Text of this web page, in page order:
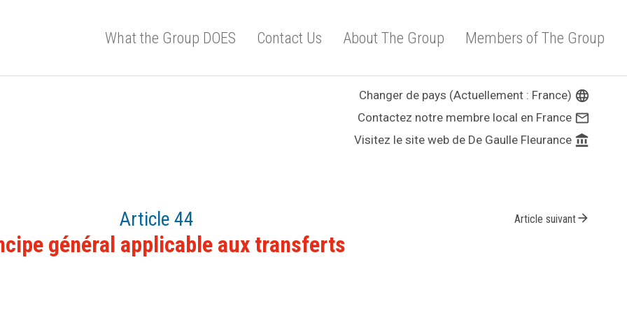
What the Group DOES Contact Us About The Group Members of The Group
Changer de pays (Actuellement : France) language
Contactez notre membre local en France mail_outline
Visitez le site web de De Gaulle Fleurance account_balance
Article 44 Article suivantarrow_forward
général applicable aux transferts